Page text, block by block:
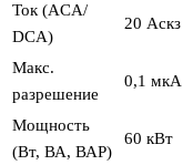
Ток (ACA/
DCA)
20 Аскз
Макс.
разрешение
0,1 мкА
Мощность
(Вт, ВА, ВАР)
60 кВт